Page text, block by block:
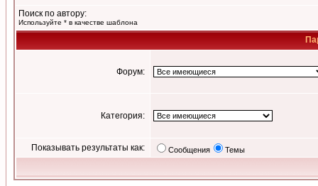
Поиск по автору:
Используйте * в качестве шаблона
Форум:
Категория:
Показывать результаты как: Сообщения Темы